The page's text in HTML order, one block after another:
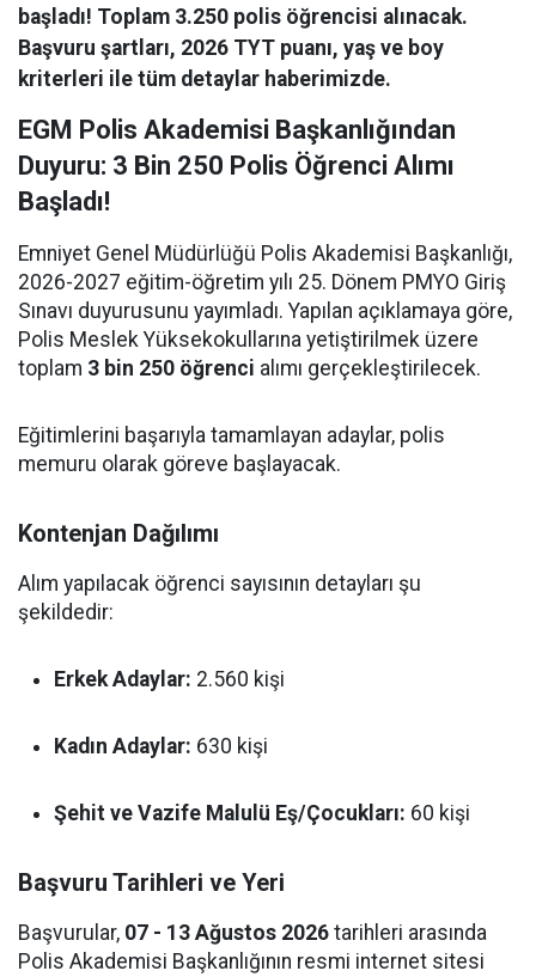
başladı! Toplam 3.250 polis öğrencisi alınacak.
Başvuru şartları, 2026 TYT puanı, yaş ve boy
kriterleri ile tüm detaylar haberimizde.
EGM Polis Akademisi Başkanlığından
Duyuru: 3 Bin 250 Polis Öğrenci Alımı
Başladı!
Emniyet Genel Müdürlüğü Polis Akademisi Başkanlığı,
2026-2027 eğitim-öğretim yılı 25. Dönem PMYO Giriş
Sınavı duyurusunu yayımladı. Yapılan açıklamaya göre,
Polis Meslek Yüksekokullarına yetiştirilmek üzere
toplam 3 bin 250 öğrenci alımı gerçekleştirilecek.
Eğitimlerini başarıyla tamamlayan adaylar, polis
memuru olarak göreve başlayacak.
Kontenjan Dağılımı
Alım yapılacak öğrenci sayısının detayları şu
şekildedir:
Erkek Adaylar: 2.560 kişi
Kadın Adaylar: 630 kişi
Şehit ve Vazife Malulü Eş/Çocukları: 60 kişi
Başvuru Tarihleri ve Yeri
Başvurular, 07 - 13 Ağustos 2026 tarihleri arasında
Polis Akademisi Başkanlığının resmi internet sitesi